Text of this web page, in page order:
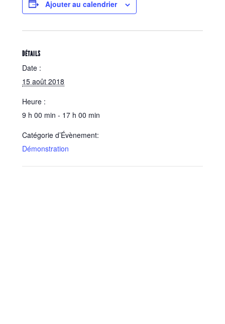
Ajouter au calendrier
DÉTAILS
Date :
15 août 2018
Heure :
9 h 00 min - 17 h 00 min
Catégorie d’Évènement:
Démonstration